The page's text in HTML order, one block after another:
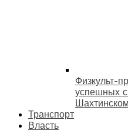
Физкульт-
успешных
Транспорт
Власть